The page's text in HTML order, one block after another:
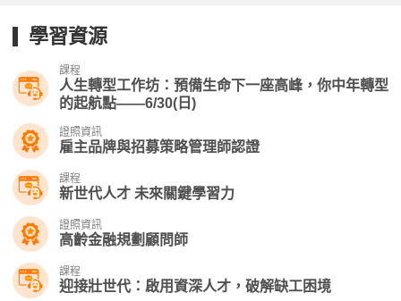
學習資源
課程
人生轉型工作坊：預備生命下一座高峰，你中年轉型
的起航點——6/30(日)
證照資訊
雇主品牌與招募策略管理師認證
課程
新世代人才 未來關鍵學習力
證照資訊
高齡金融規劃顧問師
課程
迎接壯世代：啟用資深人才，破解缺工困境